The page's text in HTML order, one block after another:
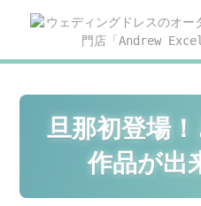
旦那初登場
作品が出